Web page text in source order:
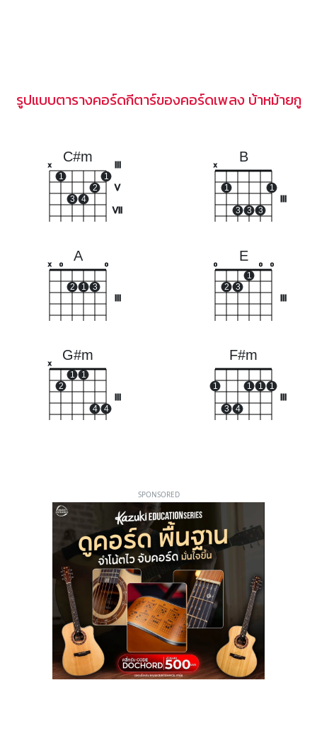
รูปแบบตารางคอร์ดกีตาร์ของคอร์ดเพลง บ้าหม้ายกู
C#m
V
VII
x
1
3 4
2
1
B
x
1
3 3 3
1
A
x o
2 1 3
o
E
o
2 3
1
o o
G#m
x
2
1 1
4 4
F#m
1
3 4
1 1 1
SPONSORED